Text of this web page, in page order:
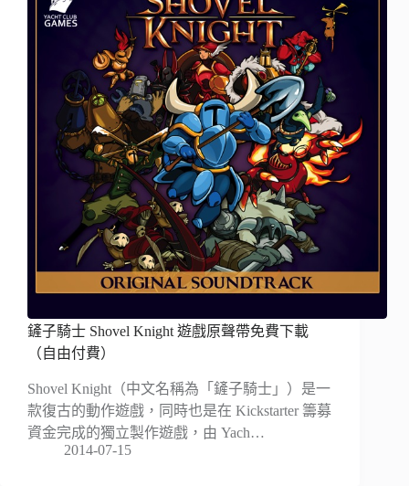
鏟子騎士 Shovel Knight 遊戲原聲帶免費下載
（自由付費）
Shovel Knight（中文名稱為「鏟子騎士」）是一
款復古的動作遊戲，同時也是在 Kickstarter 籌募
資金完成的獨立製作遊戲，由 Yach…
2014-07-15